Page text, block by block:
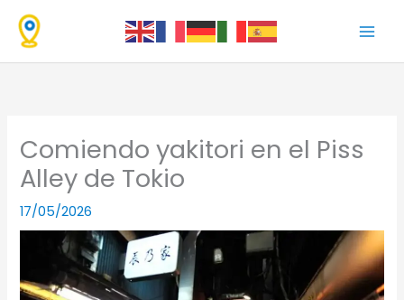
contenido
Comiendo yakitori en el Piss
Alley de Tokio
17/05/2026